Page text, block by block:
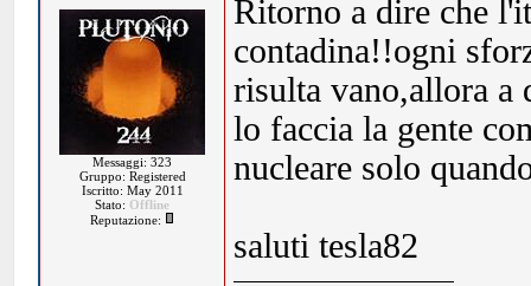
Messaggi: 323
Gruppo: Registered
Iscritto: May 2011
Stato: Offline
Reputazione:
Ritorno a dire che
contadina!!ogni
risulta vano,allora a
lo faccia la gente
nucleare solo
saluti tesla82